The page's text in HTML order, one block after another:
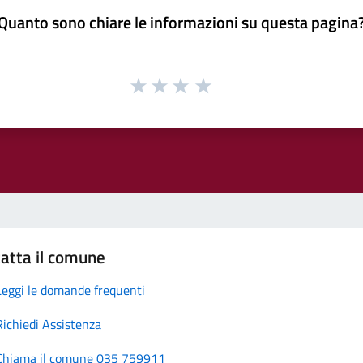
sono chiare le informazioni su questa
il comune
le domande frequenti
Assistenza
il comune 035 759911